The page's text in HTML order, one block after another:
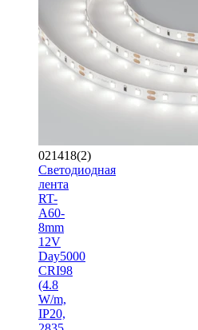
021418(2)
Светодиодная
лента
RT-
A60-
8mm
12V
Day5000
CRI98
(4.8
W/m,
IP20,